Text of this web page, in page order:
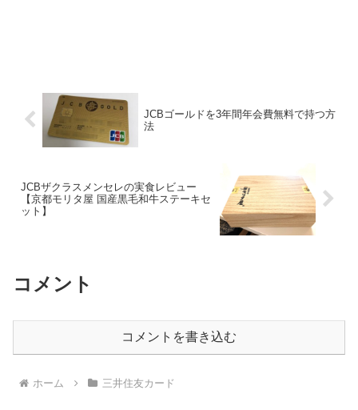
JCBゴールドを3年間年会費無料で持つ方
法
JCBザクラスメンセレの実食レビュー
【京都モリタ屋 国産黒毛和牛ステーキセ
ット】
コメント
コメントを書き込む
ホーム 三井住友カード